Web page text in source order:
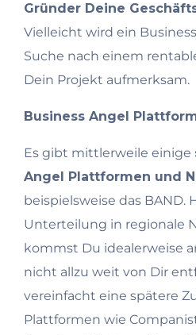
Gründer Deine
Vielleicht wird ein
Suche nach einem
Dein Projekt aufmerksam.
Business Angel
Es gibt mittlerweile einige
Angel Plattformen und
beispielsweise das BAND.
Unterteilung in regionale
kommst Du idealerweise
nicht allzu weit von Dir
vereinfacht eine spätere
Plattformen wie